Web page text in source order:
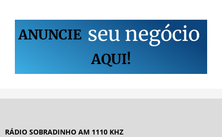
ANUNCIE seu negócio
AQUI!
RÁDIO SOBRADINHO AM 1110 KHZ